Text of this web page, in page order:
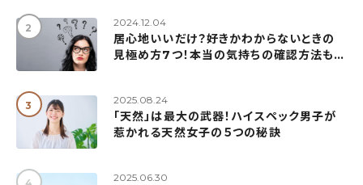
2024.12.04
居心地いいだけ？好きかわからないときの
見極め方7つ！本当の気持ちの確認方法も紹
2025.08.24
「天然」は最大の武器！ハイスペック男子が
惹かれる天然女子の５つの秘訣
2025.06.30